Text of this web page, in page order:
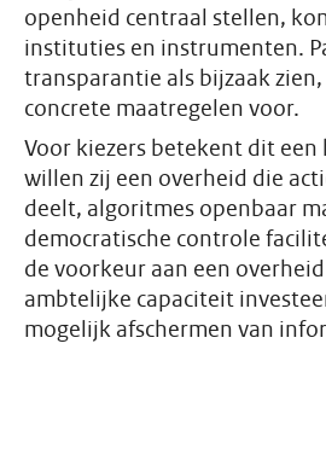
openheid centraal stellen,
instituties en instrumenten.
transparantie als bijzaak
concrete maatregelen voor.
Voor kiezers betekent dit een
willen zij een overheid die
deelt, algoritmes openbaar
democratische controle
de voorkeur aan een overheid
ambtelijke capaciteit
mogelijk afschermen van